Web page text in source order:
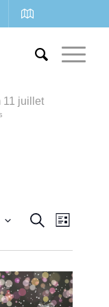
11 juillet
de
vues
Recherche
vues
Liste